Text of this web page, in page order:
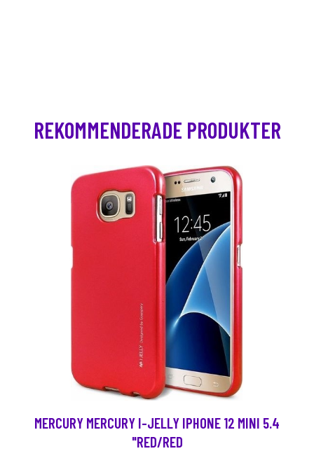
REKOMMENDERADE PRODUKTER
MERCURY MERCURY I-JELLY IPHONE 12 MINI 5.4
"RED/RED